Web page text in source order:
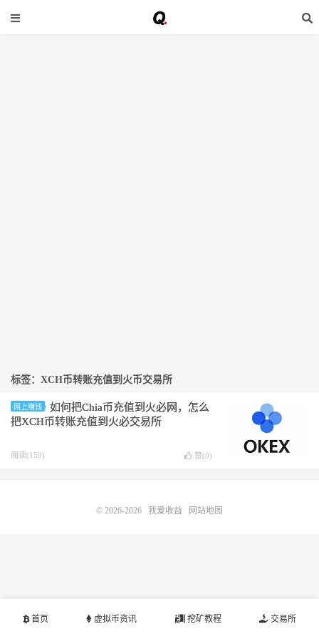
标签：XCH币转账充值到火币交易所
网上赚钱
如何把Chia币充值到火必网，怎么
把XCH币转账充值到火必交易所
阅读(150) 赞(0)
首页 虚拟币资讯 挖矿教程 交易所
© 2026-2026 我爱收益 网站地图